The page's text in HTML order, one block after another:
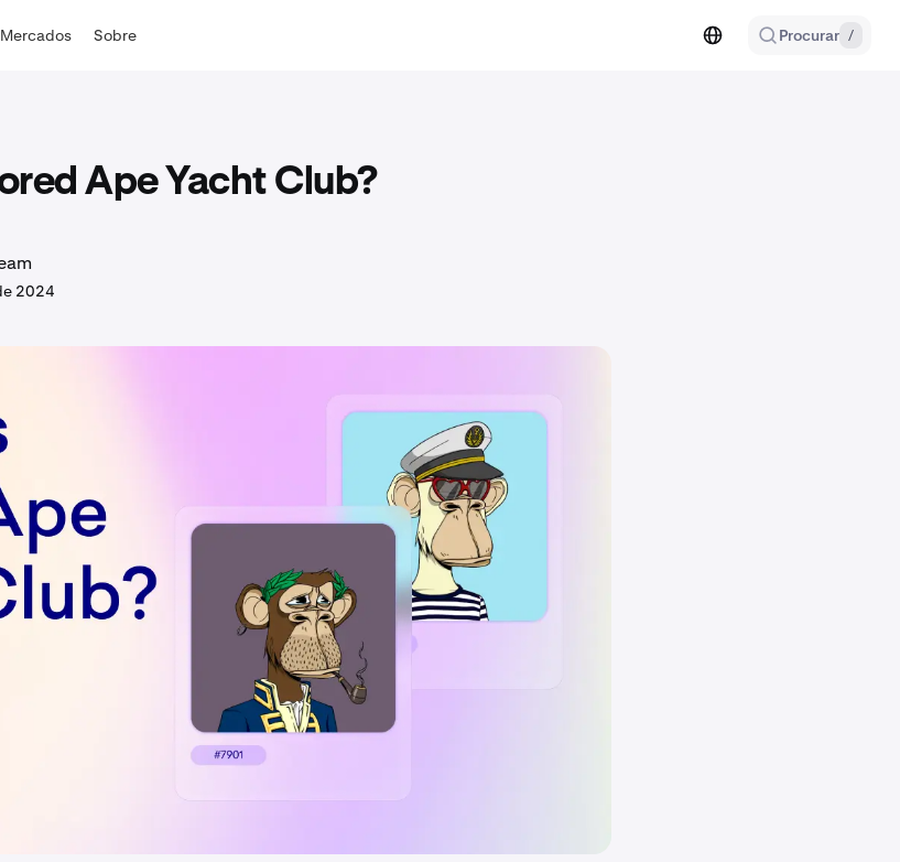
Mercados Sobre Procurar /
Ape Yacht Club?
2024